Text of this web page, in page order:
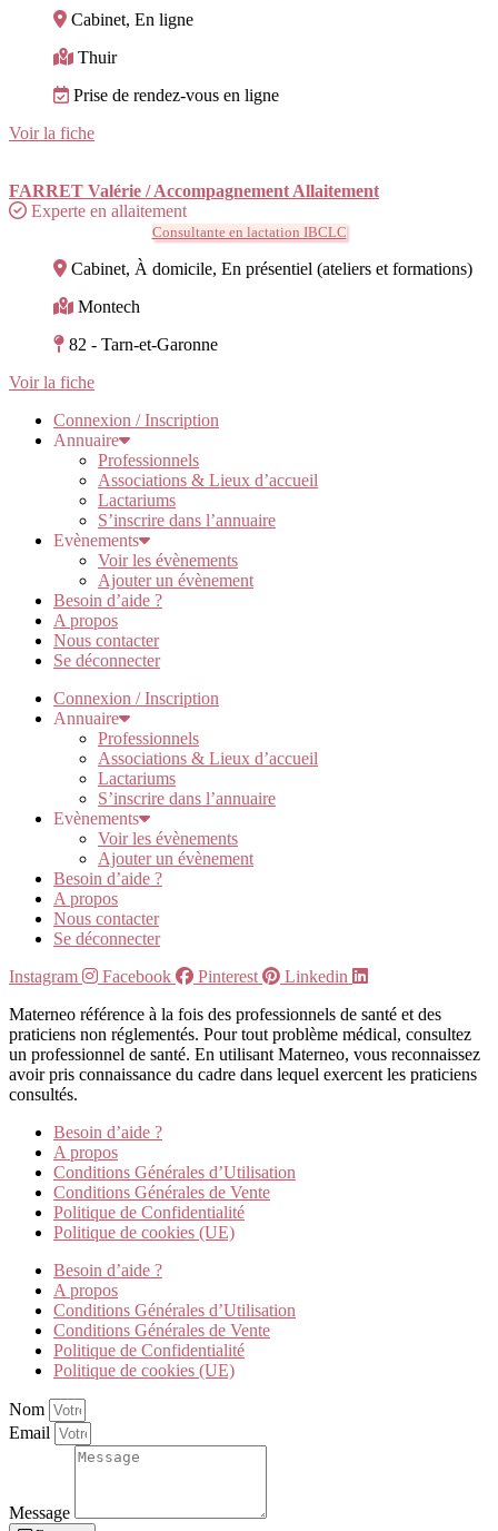
Cabinet, En ligne
Thuir
Prise de rendez-vous en ligne
Voir la fiche
FARRET Valérie / Accompagnement Allaitement
Experte en allaitement
Consultante en lactation IBCLC
Cabinet, À domicile, En présentiel (ateliers et formations)
Montech
82 - Tarn-et-Garonne
Voir la fiche
Connexion / Inscription
Annuaire
Professionnels
Associations & Lieux d’accueil
Lactariums
S’inscrire dans l’annuaire
Evènements
Voir les évènements
Ajouter un évènement
Besoin d’aide ?
A propos
Nous contacter
Se déconnecter
Connexion / Inscription
Annuaire
Professionnels
Associations & Lieux d’accueil
Lactariums
S’inscrire dans l’annuaire
Evènements
Voir les évènements
Ajouter un évènement
Besoin d’aide ?
A propos
Nous contacter
Se déconnecter
Instagram
Facebook Pinterest
Linkedin
Materneo référence à la fois des professionnels de santé et des
praticiens non réglementés. Pour tout problème médical, consultez
un professionnel de santé. En utilisant Materneo, vous reconnaissez
avoir pris connaissance du cadre dans lequel exercent les praticiens
consultés.
Besoin d’aide ?
A propos
Conditions Générales d’Utilisation
Conditions Générales de Vente
Politique de Confidentialité
Politique de cookies (UE)
Besoin d’aide ?
A propos
Conditions Générales d’Utilisation
Conditions Générales de Vente
Politique de Confidentialité
Politique de cookies (UE)
Nom
Email
Message